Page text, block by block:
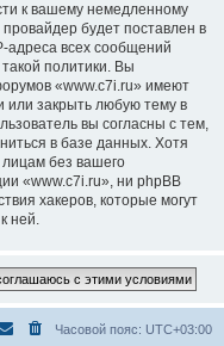
к вашему немедленному
будет поставлен в
адреса всех сообщений
политики. Вы
«www.c7i.ru» имеют
или закрыть любую тему в
вы согласны с тем,
в базе данных. Хотя
без вашего
«www.c7i.ru», ни phpBB
хакеров, которые могут
ней.
Часовой пояс: UTC+03:00